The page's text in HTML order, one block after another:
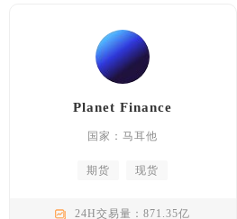
Planet Finance
国家：马耳他
期货 现货
24H交易量：871.35亿